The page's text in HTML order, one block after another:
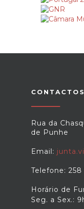
CONTACTOS
Rua da
de Punhe
Email:
Telefone: 258
Horário de
Seg. a Sex.: